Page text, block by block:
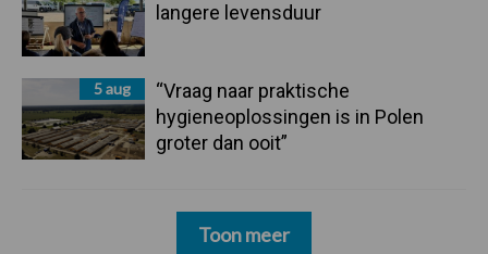
langere levensduur
5 aug
“Vraag naar praktische
hygieneoplossingen is in Polen
groter dan ooit”
Toon meer